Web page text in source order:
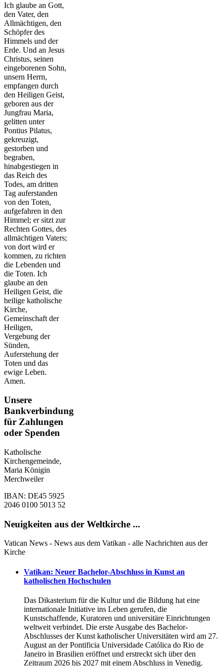
Ich glaube an Gott,
den Vater, den
Allmächtigen, den
Schöpfer des
Himmels und der
Erde. Und an Jesus
Christus, seinen
eingeborenen Sohn,
unsern Herrn,
empfangen durch
den Heiligen Geist,
geboren aus der
Jungfrau Maria,
gelitten unter
Pontius Pilatus,
gekreuzigt,
gestorben und
begraben,
hinabgestiegen in
das Reich des
Todes, am dritten
Tag auferstanden
von den Toten,
aufgefahren in den
Himmel; er sitzt zur
Rechten Gottes, des
allmächtigen Vaters;
von dort wird er
kommen, zu richten
die Lebenden und
die Toten. Ich
glaube an den
Heiligen Geist, die
heilige katholische
Kirche,
Gemeinschaft der
Heiligen,
Vergebung der
Sünden,
Auferstehung der
Toten und das
ewige Leben.
Amen.
Unsere
Bankverbindung
für Zahlungen
oder Spenden
Katholische
Kirchengemeinde,
Maria Königin
Merchweiler
IBAN: DE45 5925
2046 0100 5013 52
Neuigkeiten aus der Weltkirche ...
Vatican News - News aus dem Vatikan - alle Nachrichten aus der
Kirche
Vatikan: Neuer Bachelor-Abschluss in Kunst an
katholischen Hochschulen
Das Dikasterium für die Kultur und die Bildung hat eine
internationale Initiative ins Leben gerufen, die
Kunstschaffende, Kuratoren und universitäre Einrichtungen
weltweit verbindet. Die erste Ausgabe des Bachelor-
Abschlusses der Kunst katholischer Universitäten wird am 27.
August an der Pontificia Universidade Católica do Rio de
Janeiro in Brasilien eröffnet und erstreckt sich über den
Zeitraum 2026 bis 2027 mit einem Abschluss in Venedig.